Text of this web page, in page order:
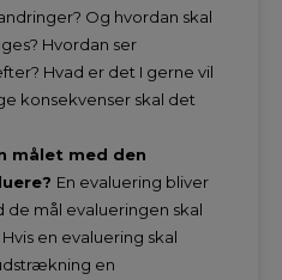
Og hvordan skal
Hvordan ser
Hvad er det I gerne vil
konsekvenser skal det
målet med den
En evaluering bliver
de mål evalueringen skal
en evaluering skal
en